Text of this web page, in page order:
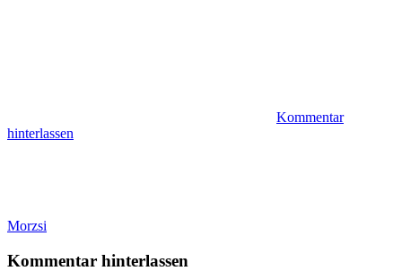
Kommentar
hinterlassen
Vorheriger
Morzsi
Kommentar hinterlassen